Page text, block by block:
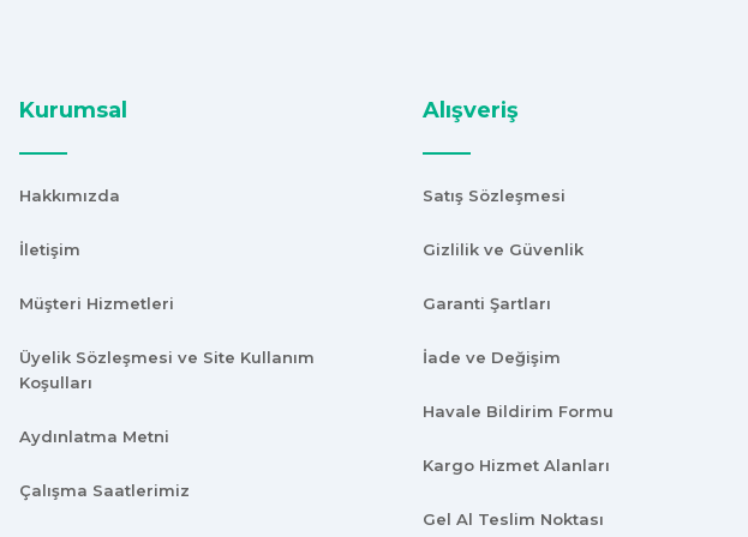
Çok iyi.
ismail tunca | 26/07/2024
Kısa zamanda siparişim geldi teşekkür ederim ürün istediğim kalitede
Y... A... | 18/07/2024
Uzun süredir alışveriş yapıyorum herşey çok iyi kalite ve fiyatları uygun .Ana son siparişimde
Kurumsal
Hakkımızda
İletişim
Müşteri Hizmetleri
Üyelik Sözleşmesi ve Site Kullanım
Koşulları
Aydınlatma Metni
Çalışma Saatlerimiz
Alışveriş
Satış Sözleşmesi
Gizlilik ve Güvenlik
Garanti Şartları
İade ve Değişim
Havale Bildirim Formu
Kargo Hizmet Alanları
Gel Al Teslim Noktası